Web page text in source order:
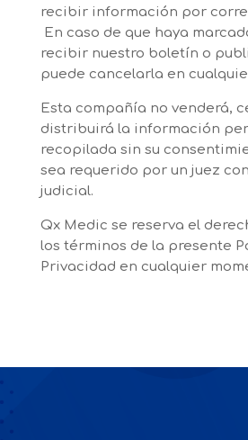
recibir información por
En caso de que haya
recibir nuestro boletín o
puede cancelarla en
Esta compañía no venderá,
distribuirá la información
recopilada sin su
sea requerido por un juez
judicial.
Qx Medic se reserva el
los términos de la presente
Privacidad en cualquier